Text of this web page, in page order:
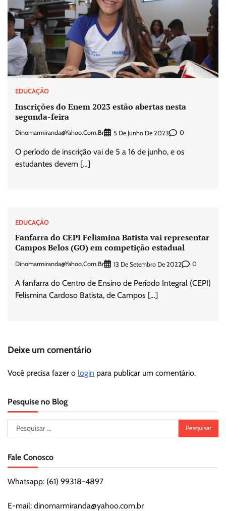
EDUCAÇÃO
Inscrições do Enem 2023 estão abertas nesta
segunda-feira
Dinomarmiranda@yahoo.com.br 5 De Junho De 2023 0
O período de inscrição vai de 5 a 16 de junho, e os
estudantes devem […]
EDUCAÇÃO
Fanfarra do CEPI Felismina Batista vai representar
Campos Belos (GO) em competição estadual
Dinomarmiranda@yahoo.com.br 13 De Setembro De 2022 0
A fanfarra do Centro de Ensino de Período Integral (CEPI)
Felismina Cardoso Batista, de Campos […]
Deixe um comentário
Você precisa fazer o login para publicar um comentário.
Pesquise no Blog
Pesquisar
por:
Fale Conosco
Whatsapp: (61) 99318-4897
E-mail: dinomarmiranda@yahoo.com.br